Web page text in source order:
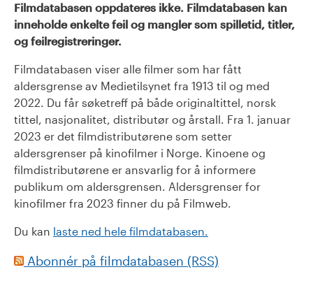
Filmdatabasen oppdateres ikke. Filmdatabasen kan
inneholde enkelte feil og mangler som spilletid, titler,
og feilregistreringer.
Filmdatabasen viser alle filmer som har fått
aldersgrense av Medietilsynet fra 1913 til og med
2022. Du får søketreff på både originaltittel, norsk
tittel, nasjonalitet, distributør og årstall. Fra 1. januar
2023 er det filmdistributørene som setter
aldersgrenser på kinofilmer i Norge. Kinoene og
filmdistributørene er ansvarlig for å informere
publikum om aldersgrensen. Aldersgrenser for
kinofilmer fra 2023 finner du på Filmweb.
Du kan laste ned hele filmdatabasen.
Abonnér på filmdatabasen (RSS)